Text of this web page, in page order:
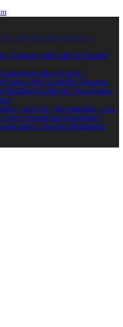
Graham, fidèle allié de Donald
changeront-elles de nom ?
2026 se tiendra à Roanne
Bouillon à la tête de l’Association
» avec un « lien singulier » à sa
s’invente un vocabulaire !
maire d’Issy-les-Moulineaux